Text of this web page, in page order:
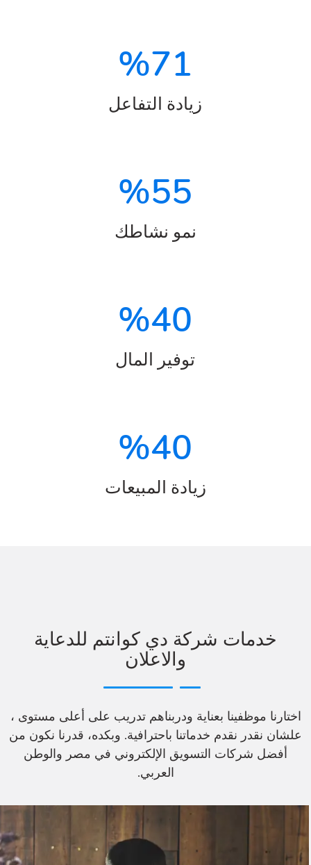
71
%
زيادة التفاعل
55
%
نمو نشاطك
40
%
توفير المال
40
%
زيادة المبيعات
خدمات شركة دي كوانتم للدعاية
والاعلان
اختارنا موظفينا بعناية ودربناهم تدريب على أعلى مستوى ،
علشان نقدر نقدم خدماتنا باحترافية. وبكده، قدرنا نكون من
أفضل شركات التسويق الإلكتروني في مصر والوطن
العربي.